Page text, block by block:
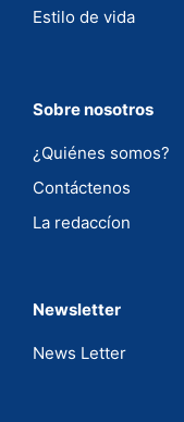
Estilo de vida
Sobre nosotros
¿Quiénes somos?
Contáctenos
La redaccíon
Newsletter
News Letter